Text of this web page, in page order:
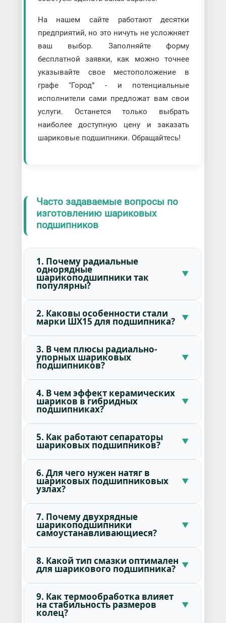
На нашем сайте работают десятки
предприятий, но это ничуть не усложняет
ваш выбор. Заполняйте форму
бесплатной заявки, как можно точнее
указывайте свое местоположение в
графе “Город” - и потенциальные
исполнители сами предложат вам свои
услуги. Останется только выбрать
наиболее доступную цену и заказать
шариковые подшипники. Обращайтесь!
Часто задаваемые вопросы по
изготовлению шариковых
подшипников
1. Почему радиальные
однорядные
шарикоподшипники так
популярны?
2. Каковы особенности стали
марки ШХ15 для подшипника?
3. В чем плюсы радиально-
упорных шариковых
подшипников?
4. В чем эффект керамических
шариков в гибридных
подшипниках?
5. Как работают сепараторы
шариковых подшипников?
6. Для чего нужен натяг в
шариковых подшипниковых
узлах?
7. Почему двухрядные
шарикоподшипники
самоустанавливающиеся?
8. Какой тип смазки оптимален
для шарикового подшипника?
9. Как термообработка влияет
на стабильность размеров
колец?